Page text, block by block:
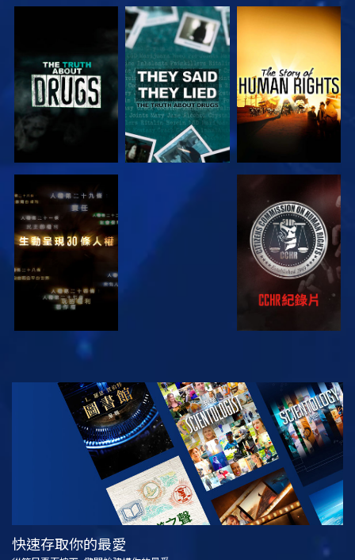
觀看 觀看
觀看 觀看
觀看 探索系列節目
快速存取你的最愛